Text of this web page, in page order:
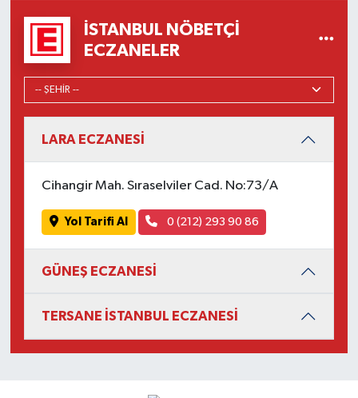
İSTANBUL NÖBETÇI
ECZANELER
LARA ECZANESİ
Cihangir Mah. Sıraselviler Cad. No:73/A
Yol Tarifi Al 0 (212) 293 90 86
GÜNEŞ ECZANESİ
TERSANE İSTANBUL ECZANESİ